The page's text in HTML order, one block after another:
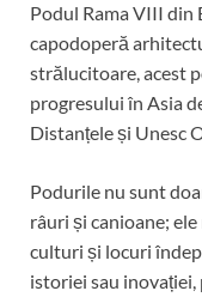
Podul Rama VIII din
capodoperă
strălucitoare, acest
progresului în Asia
Distanțele și Unesc
Podurile nu sunt
râuri și canioane;
culturi și locuri
istoriei sau inovației,